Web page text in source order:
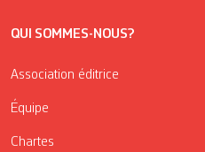
QUI SOMMES-NOUS?
Association éditrice
Équipe
Chartes